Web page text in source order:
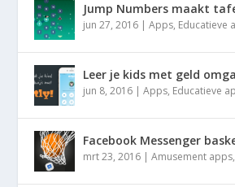
Jump Numbers maakt
jun 27, 2016 |Apps, Educatieve
Leer je kids met geld
jun 8, 2016 |Apps, Educatieve
Facebook Messenger
mrt 23, 2016 |Amusement apps